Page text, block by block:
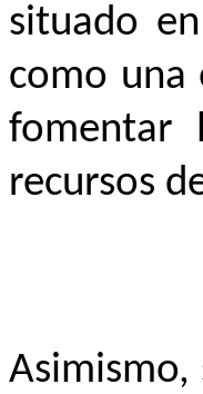
situado
como una
fomentar
recursos
Asimismo,